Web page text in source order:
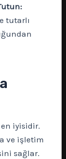
tutarlı
en iyisidir.
ve işletim
sağlar.